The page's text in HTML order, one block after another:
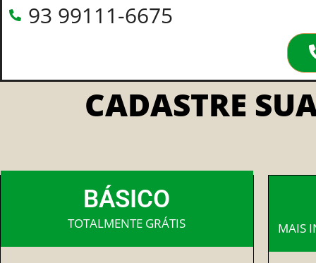
93 99111-6675
CADASTRE
BÁSICO
TOTALMENTE GRÁTIS MAIS